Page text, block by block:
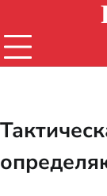
содержимому